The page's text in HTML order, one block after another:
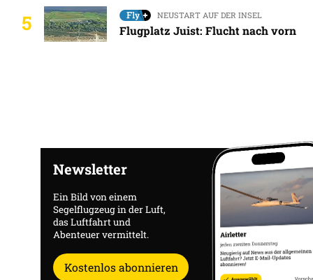
5 NEUSTART AUF DER INSEL
Flugplatz Juist: Flucht nach vorn
Newsletter
Ein Bild von einem
Segelflugzeug in der Luft,
das Luftfahrt und
Abenteuer vermittelt.
Kostenlos abonnieren